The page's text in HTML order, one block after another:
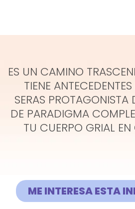
ES UN CAMINO
TIENE
SERAS
DE PARADIGMA
TU CUERPO GRIAL
ME INTERESA ESTA